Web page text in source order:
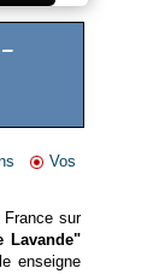
Vos
sur
Lavande"
enseigne